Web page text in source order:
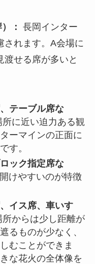
： 長岡インター
されます。A会場に
渡せる席が多いと
テーブル席な
に近い迫力ある観
ーマインの正面に
す。
ック指定席な
けやすいのが特徴
イス席、車いす
からは少し距離が
るものが少なく、
むことができま
な花火の全体像を